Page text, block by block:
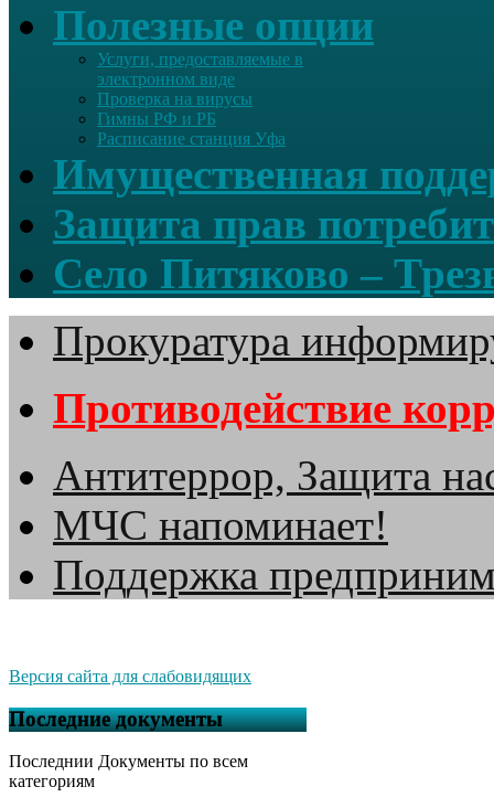
Полезные опции
Услуги, предоставляемые в
электронном виде
Проверка на вирусы
Гимны РФ и РБ
Расписание станция Уфа
Имущественная
Защита прав
Село Питяково –
Прокуратура
Противодействие
Антитеррор, Защита
МЧС напоминает!
Поддержка
Версия сайта для слабовидящих
Последние документы
Последнии Документы по всем
категориям